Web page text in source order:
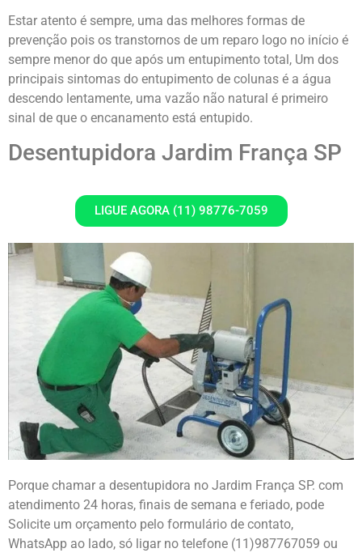
Estar atento é sempre, uma das melhores formas de
prevenção pois os transtornos de um reparo logo no início é
sempre menor do que após um entupimento total, Um dos
principais sintomas do entupimento de colunas é a água
descendo lentamente, uma vazão não natural é primeiro
sinal de que o encanamento está entupido.
Desentupidora Jardim França SP
LIGUE AGORA (11) 98776-7059
Porque chamar a desentupidora no Jardim França SP. com
atendimento 24 horas, finais de semana e feriado, pode
Solicite um orçamento pelo formulário de contato,
WhatsApp ao lado, só ligar no telefone (11)987767059 ou